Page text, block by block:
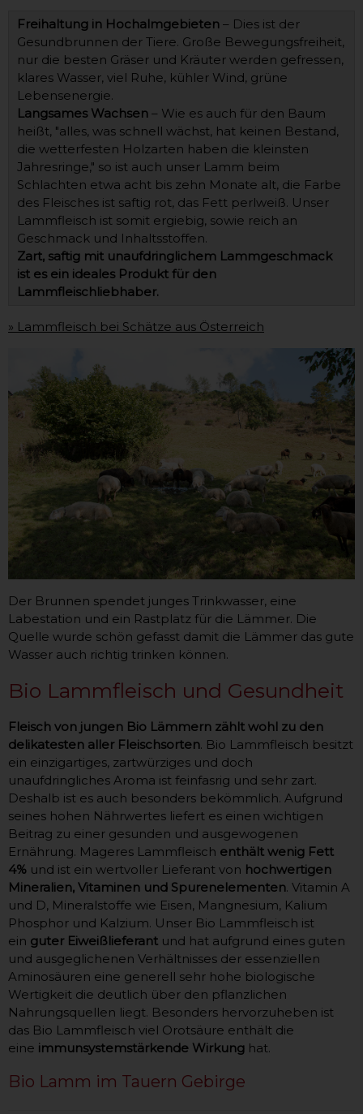
Freihaltung in Hochalmgebieten – Dies ist der
Gesundbrunnen der Tiere. Große Bewegungsfreiheit,
nur die besten Gräser und Kräuter werden gefressen,
klares Wasser, viel Ruhe, kühler Wind, grüne
Lebensenergie.
Langsames Wachsen – Wie es auch für den Baum
heißt, "alles, was schnell wächst, hat keinen Bestand,
die wetterfesten Holzarten haben die kleinsten
Jahresringe," so ist auch unser Lamm beim
Schlachten etwa acht bis zehn Monate alt, die Farbe
des Fleisches ist saftig rot, das Fett perlweiß. Unser
Lammfleisch ist somit ergiebig, sowie reich an
Geschmack und Inhaltsstoffen.
Zart, saftig mit unaufdringlichem Lammgeschmack
ist es ein ideales Produkt für den
Lammfleischliebhaber.
» Lammfleisch bei Schätze aus Österreich
Der Brunnen spendet junges Trinkwasser, eine
Labestation und ein Rastplatz für die Lämmer. Die
Quelle wurde schön gefasst damit die Lämmer das gute
Wasser auch richtig trinken können.
Bio Lammfleisch und Gesundheit
Fleisch von jungen Bio Lämmern zählt wohl zu den
delikatesten aller Fleischsorten. Bio Lammfleisch besitzt
ein einzigartiges, zartwürziges und doch
unaufdringliches Aroma ist feinfasrig und sehr zart.
Deshalb ist es auch besonders bekömmlich. Aufgrund
seines hohen Nährwertes liefert es einen wichtigen
Beitrag zu einer gesunden und ausgewogenen
Ernährung. Mageres Lammfleisch enthält wenig Fett
4% und ist ein wertvoller Lieferant von hochwertigen
Mineralien, Vitaminen und Spurenelementen. Vitamin A
und D, Mineralstoffe wie Eisen, Mangnesium, Kalium
Phosphor und Kalzium. Unser Bio Lammfleisch ist
ein guter Eiweißlieferant und hat aufgrund eines guten
und ausgeglichenen Verhältnisses der essenziellen
Aminosäuren eine generell sehr hohe biologische
Wertigkeit die deutlich über den pflanzlichen
Nahrungsquellen liegt. Besonders hervorzuheben ist
das Bio Lammfleisch viel Orotsäure enthält die
eine immunsystemstärkende Wirkung hat.
Bio Lamm im Tauern Gebirge